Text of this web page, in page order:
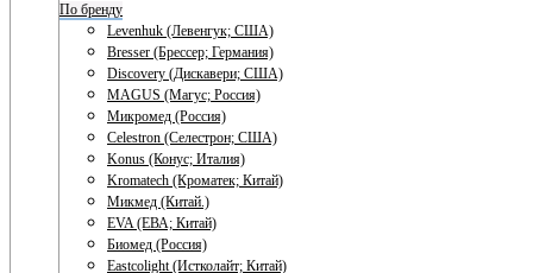
По бренду
Levenhuk (Левенгук; США)
Bresser (Брессер; Германия)
Discovery (Дискавери; США)
MAGUS (Магус; Россия)
Микромед (Россия)
Celestron (Селестрон; США)
Konus (Конус; Италия)
Kromatech (Кроматек; Китай)
Микмед (Китай.)
EVA (ЕВА; Китай)
Биомед (Россия)
Eastcolight (Истколайт; Китай)